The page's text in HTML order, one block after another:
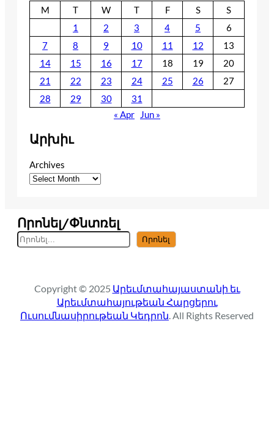
M
T W T F S
S
1
2 3 4 5
6
7
8 9 10 11 12
13
14
15 16 17 18 19
20
21
22 23 24 25 26
27
28
29 30
31
« Apr
Jun »
Արխիւ
Archives
Որոնել/Փնտռել
S
e
c
h
Որոնել
Copyright © 2025 Արեւմտահայաստանի եւ
Արեւմտահայութեան Հարցերու
Ուսումնասիրութեան Կեդրոն. All Rights Reserved